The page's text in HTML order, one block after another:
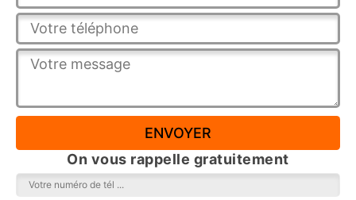
On vous rappelle gratuitement